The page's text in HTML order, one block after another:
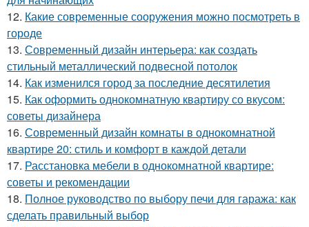
12. Какие современные сооружения можно посмотреть в
городе
13. Современный дизайн интерьера: как создать
стильный металлический подвесной потолок
14. Как изменился город за последние десятилетия
15. Как оформить однокомнатную квартиру со вкусом:
советы дизайнера
16. Современный дизайн комнаты в однокомнатной
квартире 20: стиль и комфорт в каждой детали
17. Расстановка мебели в однокомнатной квартире:
советы и рекомендации
18. Полное руководство по выбору печи для гаража: как
сделать правильный выбор